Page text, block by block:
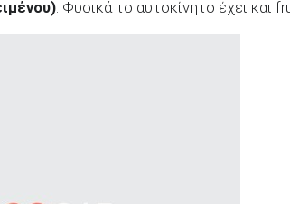
. Φυσικά το αυτοκίνητο έχει και